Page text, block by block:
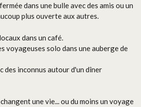
dans une bulle avec des amis ou un
plus ouverte aux autres.
dans un café.
voyageuses solo dans une auberge de
des inconnus autour d'un dîner
une vie... ou du moins un voyage